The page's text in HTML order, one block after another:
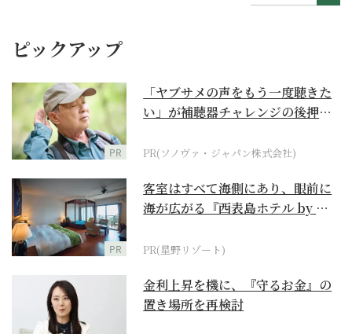
ピックアップ
PR
「ヤブサメの声をもう一度聴きた
い」が補聴器チャレンジの後押し
PR(ソノヴァ・ジャパン株式会社)
PR
客室はすべて海側にあり、眼前に
海が広がる『西表島ホテル by 星
PR(星野リゾート)
金利上昇を機に、『守るお金』の
置き場所を再検討